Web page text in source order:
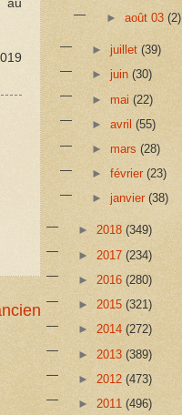
au
► août 03 (2)
►juillet(39)
►juin(30)
►mai(22)
►avril(55)
►mars(28)
►février(23)
►janvier(38)
► 2018 (349)
► 2017 (234)
► 2016 (280)
► 2015 (321)
► 2014 (272)
► 2013 (389)
► 2012 (473)
► 2011 (496)